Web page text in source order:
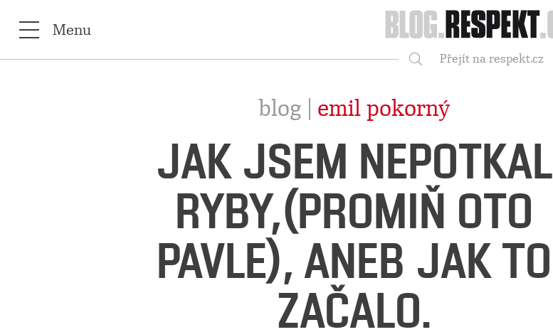
Respekt
Menu
Přejít na respekt.cz
blog | emil pokorný
JAK JSEM NEPOTKAL
RYBY,(PROMIŇ OTO
PAVLE), ANEB JAK TO
ZAČALO.